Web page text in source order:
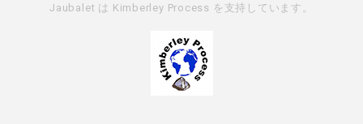
Jaubalet は Kimberley Process を支持しています。